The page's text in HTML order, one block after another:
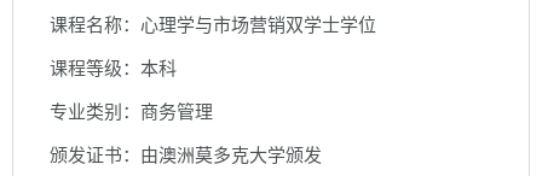
课程名称：心理学与市场营销双学士学位
课程等级：本科
专业类别：商务管理
颁发证书：由澳洲莫多克大学颁发